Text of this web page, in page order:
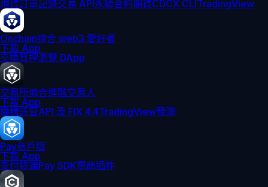
現貨訂單記錄交易 API永續合約期貨CDCX CLITradingView
Onchain適合 web3 愛好者
下載 App
交換質押瀏覽 DApp
交易所適合進階交易人
下載 App
機構託管API 及 FIX 4.4TradingView預測
Pay商戶版
下載 App
支付終端Pay SDK電商插件